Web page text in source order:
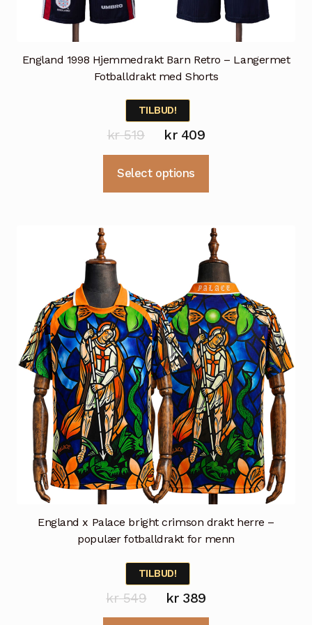
England 1998 Hjemmedrakt Barn Retro – Langermet
Fotballdrakt med Shorts
TILBUD!
kr519
Opprinnelig
pris
var:
kr409Nåværende
pris
Select options
varianter.
Alternativene
velges
på
produktsiden
England x Palace bright crimson drakt herre –
populær fotballdrakt for menn
TILBUD!
kr549
Opprinnelig
pris
kr389Nåværende
pris